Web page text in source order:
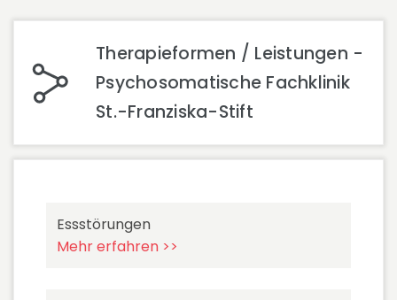
Therapieformen / Leistungen -
Psychosomatische Fachklinik
St.-Franziska-Stift
Essstörungen
Mehr erfahren >>